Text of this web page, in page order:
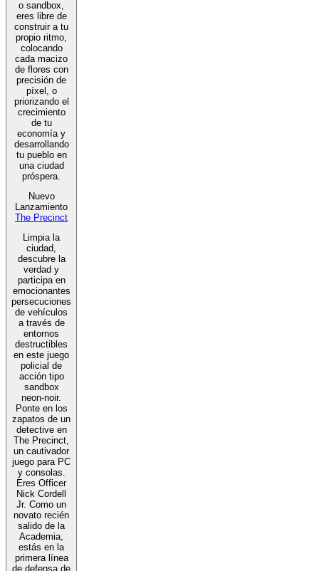
o sandbox,
eres libre de
construir a tu
propio ritmo,
colocando
cada macizo
de flores con
precisión de
píxel, o
priorizando el
crecimiento
de tu
economía y
desarrollando
tu pueblo en
una ciudad
próspera.
Nuevo
Lanzamiento
The Precinct
Limpia la
ciudad,
descubre la
verdad y
participa en
emocionantes
persecuciones
de vehículos
a través de
entornos
destructibles
en este juego
policial de
acción tipo
sandbox
neon-noir.
Ponte en los
zapatos de un
detective en
The Precinct,
un cautivador
juego para PC
y consolas.
Eres Officer
Nick Cordell
Jr. Como un
novato recién
salido de la
Academia,
estás en la
primera línea
de defensa de